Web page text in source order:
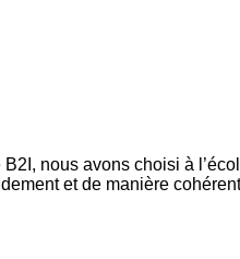
nous avons choisi à
et de manière